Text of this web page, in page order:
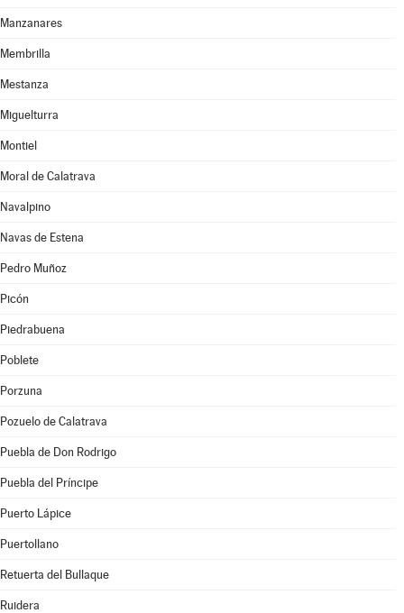
Manzanares
Membrilla
Mestanza
Miguelturra
Montiel
Moral de Calatrava
Navalpino
Navas de Estena
Pedro Muñoz
Picón
Piedrabuena
Poblete
Porzuna
Pozuelo de Calatrava
Puebla de Don Rodrigo
Puebla del Príncipe
Puerto Lápice
Puertollano
Retuerta del Bullaque
Ruidera